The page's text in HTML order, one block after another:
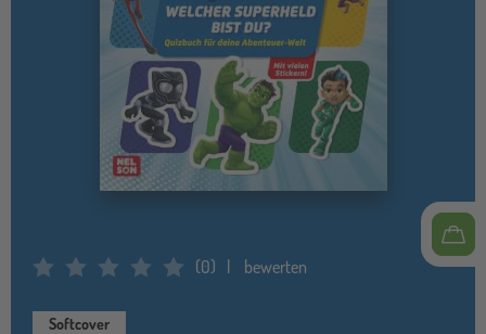
Average Rating: 0 (0) bewerten
Softcover